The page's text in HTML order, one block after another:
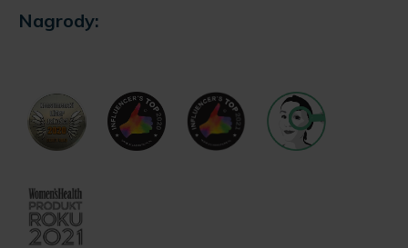
Nagrody: